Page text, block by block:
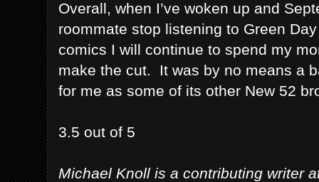
Overall, when I’ve woken up and
roommate stop listening to Green
comics I will continue to spend my
make the cut. It was by no means a
for me as some of its other New 52
3.5 out of 5
Michael Knoll is a contributing writer